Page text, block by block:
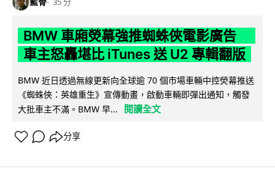
BMW 車廂熒幕強推蜘蛛俠電影廣告
車主怒轟堪比 iTunes 送 U2 專輯翻版
BMW 近日透過無線更新向全球逾 70 個市場車輛中控熒幕推送
《蜘蛛俠：英雄重生》宣傳動畫，啟動車輛即彈出通知，觸發
大批車主不滿。BMW 早...
閱讀全文
分享